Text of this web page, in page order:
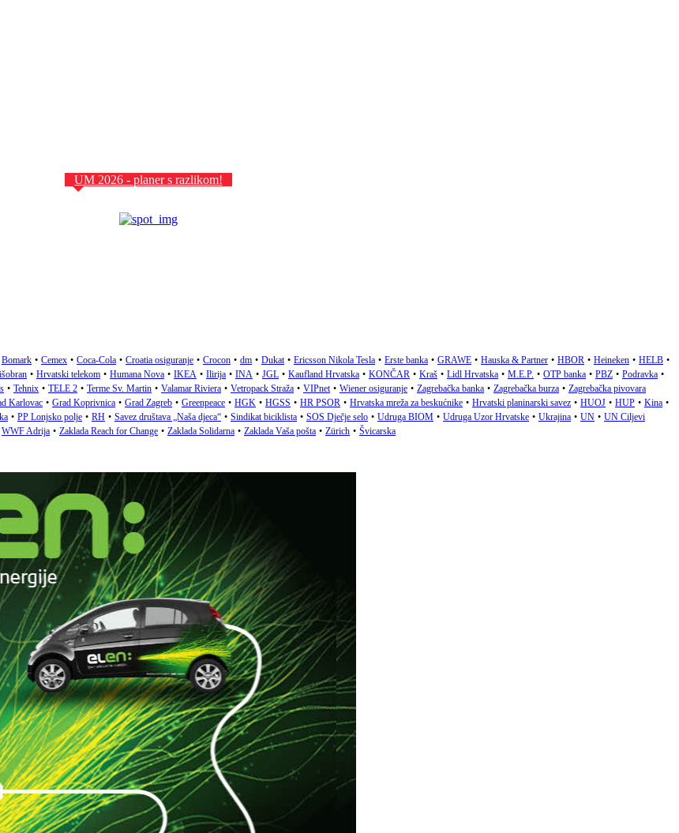
UM 2026 - planer s razlikom!
Bomark • Cemex • Coca-Cola • Croatia osiguranje • Crocon • dm • Dukat • Ericsson Nikola Tesla • Erste banka • GRAWE • Hauska & Partner • HBOR • Heineken • HELB •
• Hrvatski telekom • Humana Nova • IKEA • Ilirija • INA • JGL • Kaufland Hrvatska • KONČAR • Kraš • Lidl Hrvatska • M.E.P. • OTP banka • PBZ • Podravka •
• Tehnix • TELE 2 • Terme Sv. Martin • Valamar Riviera • Vetropack Straža • VIPnet • Wiener osiguranje • Zagrebačka banka • Zagrebačka burza • Zagrebačka pivovara
Karlovac • Grad Koprivnica • Grad Zagreb • Greenpeace • HGK • HGSS • HR PSOR • Hrvatska mreža za beskućnike • Hrvatski planinarski savez • HUOJ • HUP • Kina •
• PP Lonjsko polje • RH • Savez društava „Naša djeca“ • Sindikat biciklista • SOS Dječje selo • Udruga BIOM • Udruga Uzor Hrvatske • Ukrajina • UN • UN Ciljevi
WWF Adrija • Zaklada Reach for Change • Zaklada Solidarna • Zaklada Vaša pošta • Zürich • Švicarska